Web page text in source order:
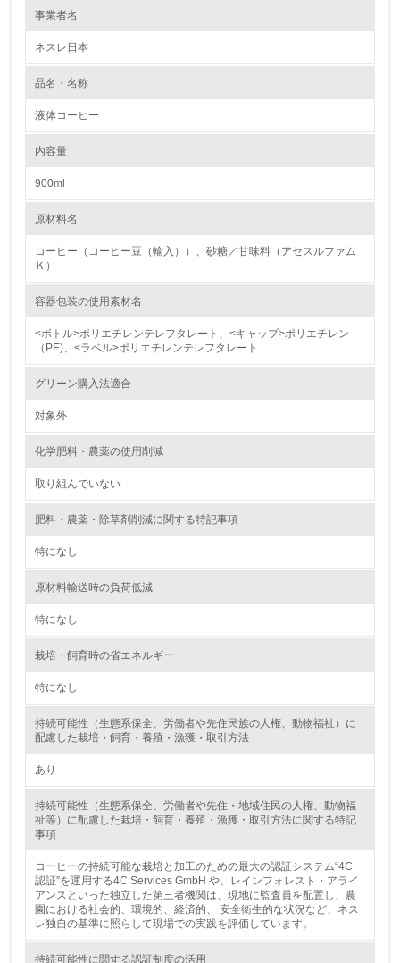
環境方針を持っている
環境対応の責任体制を定めている
環境問題に関する従業員教育を行っている
自社に関係する主要な環境法規制を把握し、順守している
環境取り組み体制と成果を定期的に検証して次の活動に活
かしている
第三者認証を取得している
2.環境への取り組み
資源・エネルギー
<L1> 資源（投入原料、水等）とエネルギー（電力、重
<L2> 資源とエネルギーの使用量の把握をし、具体的な削
減目標や計画を立てている
環境配慮型製品・サービスの製造・販売
11.
<L1> 環境配慮型製品・サービスの製造・販売を積極的に
事業者名
ネスレ日本
品名・名称
液体コーヒー
内容量
900ml
原材料名
コーヒー（コーヒー豆（輸入））、砂糖／甘味料（アセスルファム
Ｋ）
容器包装の使用素材名
<ボトル>ポリエチレンテレフタレート、<キャップ>ポリエチレン
（PE)、<ラベル>ポリエチレンテレフタレート
グリーン購入法適合
対象外
化学肥料・農薬の使用削減
取り組んでいない
肥料・農薬・除草剤削減に関する特記事項
特になし
原材料輸送時の負荷低減
特になし
栽培・飼育時の省エネルギー
特になし
持続可能性（生態系保全、労働者や先住民族の人権、動物福祉）に
配慮した栽培・飼育・養殖・漁獲・取引方法
あり
持続可能性（生態系保全、労働者や先住・地域住民の人権、動物福
祉等）に配慮した栽培・飼育・養殖・漁獲・取引方法に関する特記
事項
コーヒーの持続可能な栽培と加工のための最大の認証システム“4C
認証”を運用する4C Services GmbH や、レインフォレスト・アライ
アンスといった独立した第三者機関は、現地に監査員を配置し、農
園における社会的、環境的、経済的、 安全衛生的な状況など、ネス
レ独自の基準に照らして現場での実践を評価しています。
持続可能性に関する認証制度の活用